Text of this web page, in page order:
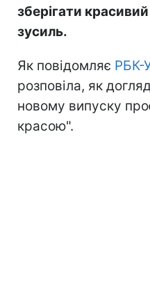
зберігати
зусиль.
Як повідомляє РБК-
розповіла, як
новому випуску
красою".